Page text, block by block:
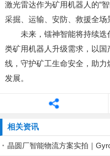
激光雷达作为矿用机器人的“
采掘、运输、安防、救援全场
未来，镭神智能将持续
类矿用机器人升级需求，以
线，守护矿工生命安全，助
发展。
相关资讯